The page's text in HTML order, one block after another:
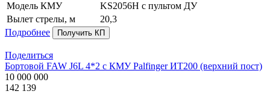
Модель КМУ
KS2056H c пультом ДУ
Вылет стрелы, м
20,3
Подробнее
Получить КП
Поделиться
Бортовой FAW J6L 4*2 с КМУ Palfinger ИТ200 (верхний пост)
10 000 000
142 139